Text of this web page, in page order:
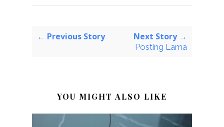
← Previous Story Next Story →
Posting Lama
YOU MIGHT ALSO LIKE